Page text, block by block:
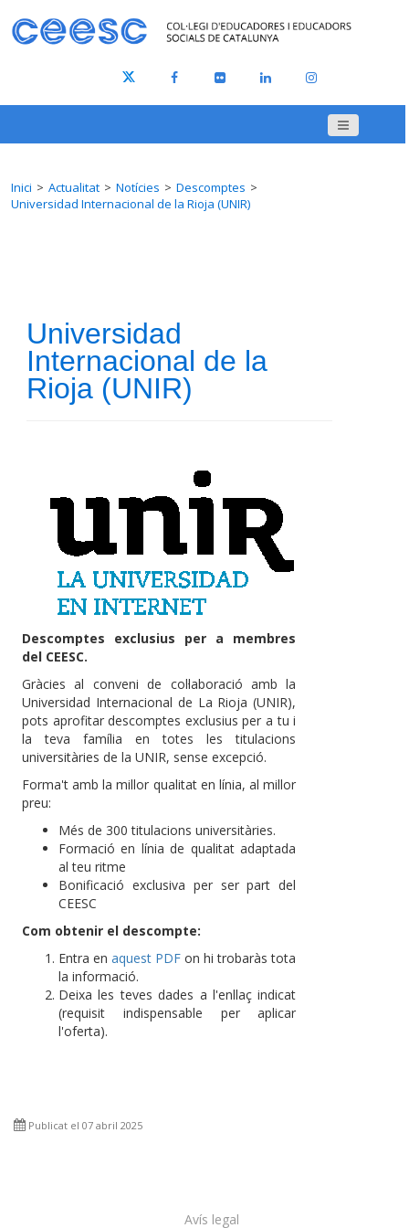
Inici Actualitat Notícies
Descomptes
Universidad Internacional de la Rioja (UNIR)
Universidad
Internacional de la
Rioja (UNIR)
Descomptes exclusius per a membres
del CEESC.
Gràcies al conveni de col·laboració amb la
Universidad Internacional de La Rioja (UNIR),
pots aprofitar descomptes exclusius per a tu i
la teva família en totes les titulacions
universitàries de la UNIR, sense excepció.
Forma't amb la millor qualitat en línia, al millor
preu:
Més de 300 titulacions universitàries.
Formació en línia de qualitat adaptada
al teu ritme
Bonificació exclusiva per ser part del
CEESC
Com obtenir el descompte:
Entra enaquest PDF on hi trobaràs tota
la informació.
Deixa les teves dades a l'enllaç indicat
(requisit indispensable per aplicar
l'oferta).
Publicat el 07 abril 2025
Avís legal